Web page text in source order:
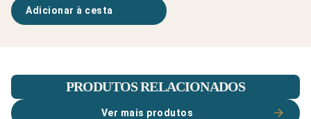
Adicionar à cesta
PRODUTOS RELACIONADOS
Ver mais produtos